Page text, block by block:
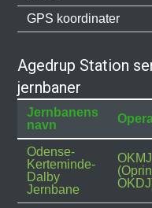
GPS koordinater
Agedrup Station
jernbaner
Jernbanens
navn
Odense-
Kerteminde-
Dalby
Jernbane
OKMJ